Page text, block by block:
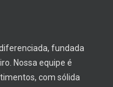
fundada
Nossa equipe é
com sólida